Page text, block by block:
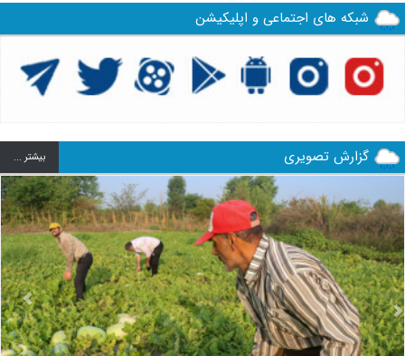
شبکه های اجتماعی و اپلیکیشن
گزارش تصویری بيشتر ...
Next